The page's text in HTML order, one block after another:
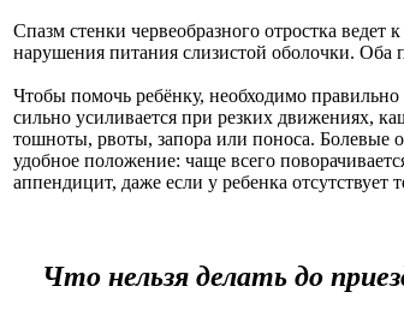
Спазм стенки червеобразного отростка
нарушения питания слизистой оболочки. Оба
Чтобы помочь ребёнку, необходимо
сильно усиливается при резких движениях,
тошноты, рвоты, запора или поноса. Болевые
удобное положение: чаще всего
аппендицит, даже если у ребенка
Что нельзя делать до